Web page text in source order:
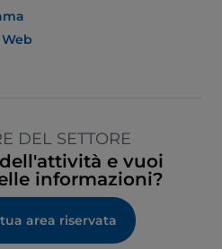
DEL SETTORE
e vuoi
informazioni?
area riservata